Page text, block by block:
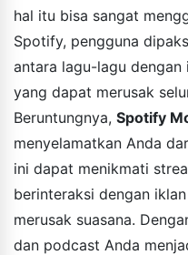
hal itu bisa sangat
Spotify, pengguna
antara lagu-lagu
yang dapat merusak
Beruntungnya, Spotify
menyelamatkan Anda
ini dapat menikmati
berinteraksi dengan
merusak suasana.
dan podcast Anda